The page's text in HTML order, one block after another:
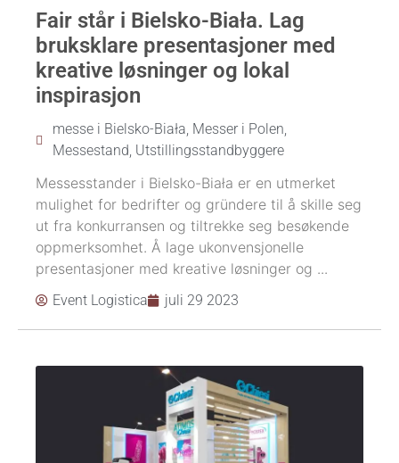
Fair står i Bielsko-Biała. Lag
bruksklare presentasjoner med
kreative løsninger og lokal
inspirasjon
messe i Bielsko-Biała, Messer i Polen,
Messestand, Utstillingsstandbyggere
Messesstander i Bielsko-Biała er en utmerket
mulighet for bedrifter og gründere til å skille seg
ut fra konkurransen og tiltrekke seg besøkende
oppmerksomhet. Å lage ukonvensjonelle
presentasjoner med kreative løsninger og ...
Event Logistica juli 29 2023